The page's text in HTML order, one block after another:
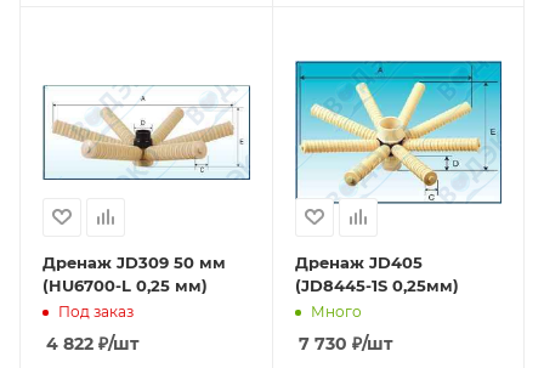
Дренаж JD309 50 мм
(HU6700-L 0,25 мм)
Под заказ
4 822 ₽/шт
Дренаж JD405
(JD8445-1S 0,25мм)
Много
7 730 ₽/шт